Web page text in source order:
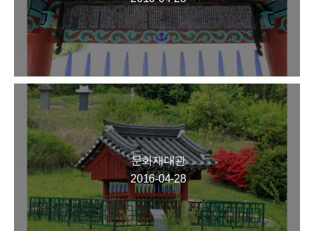
문화재대관
2016-04-28